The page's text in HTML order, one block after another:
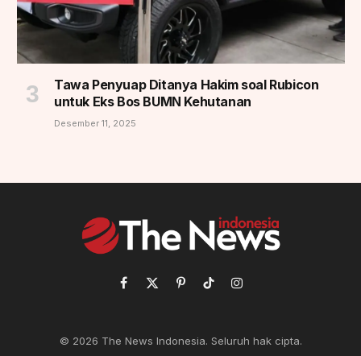
Tawa Penyuap Ditanya Hakim soal Rubicon
untuk Eks Bos BUMN Kehutanan
Desember 11, 2025
Facebook
X
PinterestTikTokInstagram
© 2026 The News Indonesia. Seluruh hak cipta.